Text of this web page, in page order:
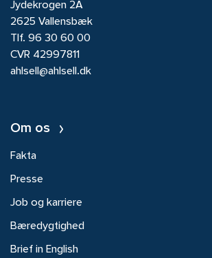
Jydekrogen 2A
2625 Vallensbæk
Tlf. 96 30 60 00
CVR 42997811
ahlsell@ahlsell.dk
Om os
Fakta
Presse
Job og karriere
Bæredygtighed
Brief in English